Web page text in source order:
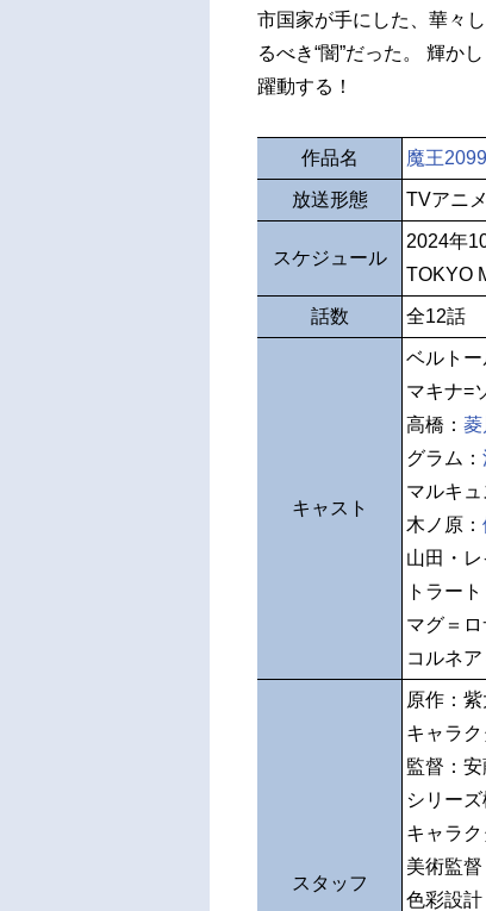
市国家が手にした、華
るべき“闇”だった。 輝か
躍動する！
作品名 魔王2099
放送形態 TVアニメ
スケジュール
2024年
TOKYO
話数 全12話
キャスト
ベルトー
マキナ=
高橋： 菱
グラム：
マルキュ
木ノ原：
山田・レ
トラー
マグ＝ロ
コルネア
スタッフ
原作：
キャラ
監督：安
シリー
キャラ
美術監
色彩設